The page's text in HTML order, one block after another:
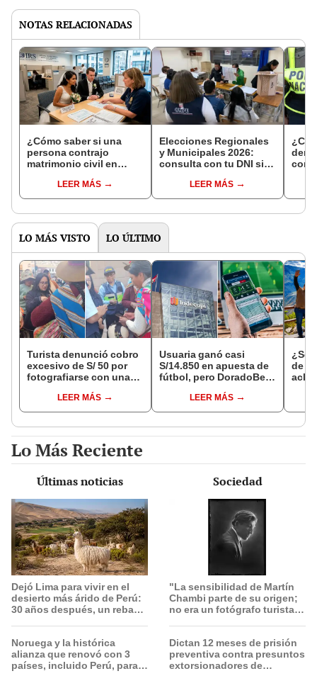
NOTAS RELACIONADAS
¿Cómo saber si una
persona contrajo
matrimonio civil en
LEER MÁS
Elecciones Regionales
y Municipales 2026:
consulta con tu DNI si
de mesa para este 4 de
octubre en el link oficial
LEER MÁS
con
LO MÁS VISTO LO ÚLTIMO
Turista denunció cobro
excesivo de S/ 50 por
fotografiarse con una
Serenazgo recuperó el
dinero
LEER MÁS
Usuaria ganó casi
S/14.850 en apuesta de
fútbol, pero DoradoBet
Indecopi multó a la
empresa con más de S/
LEER MÁS
¿Se
de
Lo Más Reciente
Últimas noticias
Dejó Lima para vivir en el
desierto más árido de Perú:
30 años después, un rebaño
Noruega y la histórica
alianza que renovó con 3
países, incluido Perú, para
Sociedad
"La sensibilidad de Martín
Chambi parte de su origen;
no era un fotógrafo turista,
Dictan 12 meses de prisión
preventiva contra presuntos
extorsionadores de